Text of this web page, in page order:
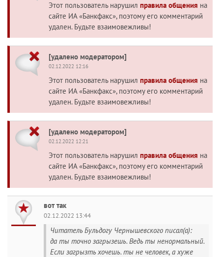
Этот пользователь нарушил правила общения на
сайте ИА «Банкфакс», поэтому его комментарий
удален. Будьте взаимовежливы!
[удалено модератором]
02.12.2022 12:16
Этот пользователь нарушил правила общения на
сайте ИА «Банкфакс», поэтому его комментарий
удален. Будьте взаимовежливы!
[удалено модератором]
02.12.2022 12:21
Этот пользователь нарушил правила общения на
сайте ИА «Банкфакс», поэтому его комментарий
удален. Будьте взаимовежливы!
вот так
02.12.2022 13:44
Читатель Бульдогу Чернышевского писал(а):
да ты точно загрызешь. Ведь ты ненормальный.
Если загрызть хочешь. ты не человек, а хуже